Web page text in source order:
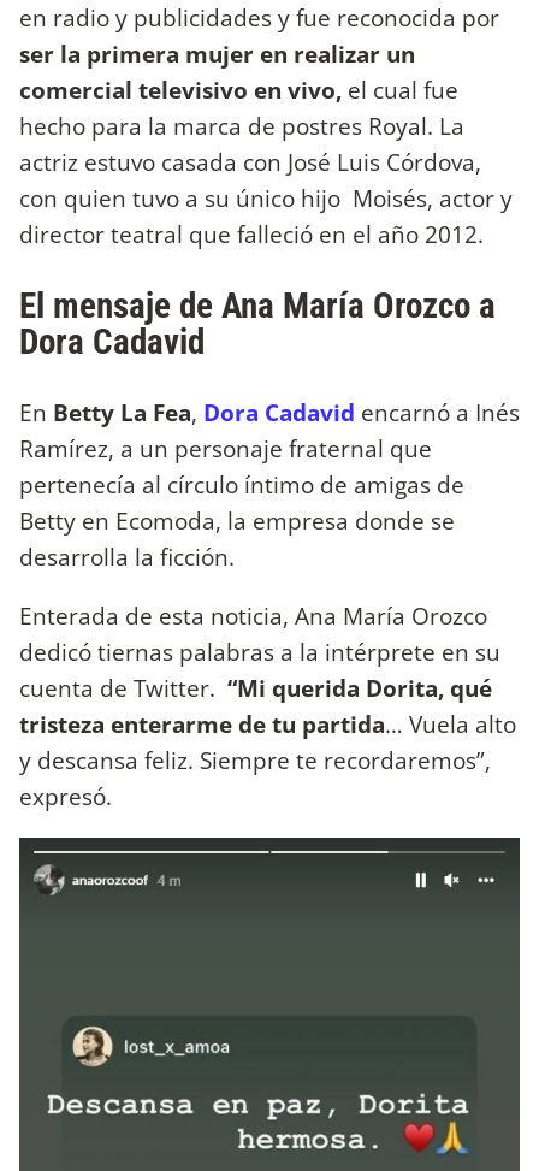
en radio y publicidades y fue reconocida por
ser la primera mujer en realizar un
comercial televisivo en vivo, el cual fue
hecho para la marca de postres Royal. La
actriz estuvo casada con José Luis Córdova,
con quien tuvo a su único hijo Moisés, actor y
director teatral que falleció en el año 2012.
El mensaje de Ana María Orozco a
Dora Cadavid
En Betty La Fea, Dora Cadavid encarnó a Inés
Ramírez, a un personaje fraternal que
pertenecía al círculo íntimo de amigas de
Betty en Ecomoda, la empresa donde se
desarrolla la ficción.
Enterada de esta noticia, Ana María Orozco
dedicó tiernas palabras a la intérprete en su
cuenta de Twitter. “Mi querida Dorita, qué
tristeza enterarme de tu partida… Vuela alto
y descansa feliz. Siempre te recordaremos”,
expresó.